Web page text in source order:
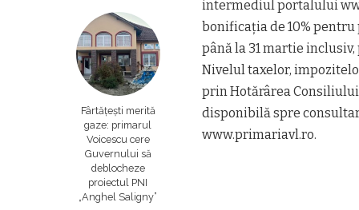
Fârtățești merită
gaze: primarul
Voicescu cere
Guvernului să
deblocheze
proiectul PNI
„Anghel Saligny”
intermediul portalului
bonificaţia de 10%
până la 31 martie
Nivelul taxelor,
prin Hotărârea
disponibilă spre
www.primariavl.ro.